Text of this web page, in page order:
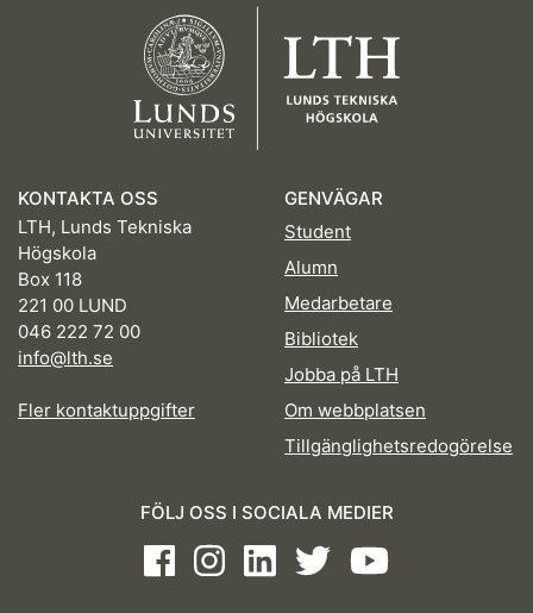
KONTAKTA OSS
LTH, Lunds Tekniska
Högskola
Box 118
221 00 LUND
046 222 72 00
info@lth.se
Fler kontaktuppgifter
GENVÄGAR
Student
Alumn
Medarbetare
Bibliotek
Jobba på LTH
Om webbplatsen
Tillgänglighetsredogörelse
FÖLJ OSS I SOCIALA MEDIER
FacebookInstagramLinkedInTwitterYoutube